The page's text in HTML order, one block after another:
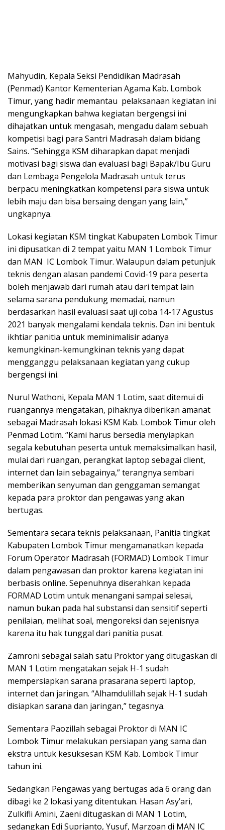
Mahyudin, Kepala Seksi Pendidikan Madrasah
(Penmad) Kantor Kementerian Agama Kab. Lombok
Timur, yang hadir memantau pelaksanaan kegiatan ini
mengungkapkan bahwa kegiatan bergengsi ini
dihajatkan untuk mengasah, mengadu dalam sebuah
kompetisi bagi para Santri Madrasah dalam bidang
Sains. “Sehingga KSM diharapkan dapat menjadi
motivasi bagi siswa dan evaluasi bagi Bapak/Ibu Guru
dan Lembaga Pengelola Madrasah untuk terus
berpacu meningkatkan kompetensi para siswa untuk
lebih maju dan bisa bersaing dengan yang lain,”
ungkapnya.
Lokasi kegiatan KSM tingkat Kabupaten Lombok Timur
ini dipusatkan di 2 tempat yaitu MAN 1 Lombok Timur
dan MAN IC Lombok Timur. Walaupun dalam petunjuk
teknis dengan alasan pandemi Covid-19 para peserta
boleh menjawab dari rumah atau dari tempat lain
selama sarana pendukung memadai, namun
berdasarkan hasil evaluasi saat uji coba 14-17 Agustus
2021 banyak mengalami kendala teknis. Dan ini bentuk
ikhtiar panitia untuk meminimalisir adanya
kemungkinan-kemungkinan teknis yang dapat
mengganggu pelaksanaan kegiatan yang cukup
bergengsi ini.
Nurul Wathoni, Kepala MAN 1 Lotim, saat ditemui di
ruangannya mengatakan, pihaknya diberikan amanat
sebagai Madrasah lokasi KSM Kab. Lombok Timur oleh
Penmad Lotim. “Kami harus bersedia menyiapkan
segala kebutuhan peserta untuk memaksimalkan hasil,
mulai dari ruangan, perangkat laptop sebagai client,
internet dan lain sebagainya,” terangnya sembari
memberikan senyuman dan genggaman semangat
kepada para proktor dan pengawas yang akan
bertugas.
Sementara secara teknis pelaksanaan, Panitia tingkat
Kabupaten Lombok Timur mengamanatkan kepada
Forum Operator Madrasah (FORMAD) Lombok Timur
dalam pengawasan dan proktor karena kegiatan ini
berbasis online. Sepenuhnya diserahkan kepada
FORMAD Lotim untuk menangani sampai selesai,
namun bukan pada hal substansi dan sensitif seperti
penilaian, melihat soal, mengoreksi dan sejenisnya
karena itu hak tunggal dari panitia pusat.
Zamroni sebagai salah satu Proktor yang ditugaskan di
MAN 1 Lotim mengatakan sejak H-1 sudah
mempersiapkan sarana prasarana seperti laptop,
internet dan jaringan. “Alhamdulillah sejak H-1 sudah
disiapkan sarana dan jaringan,” tegasnya.
Sementara Paozillah sebagai Proktor di MAN IC
Lombok Timur melakukan persiapan yang sama dan
ekstra untuk kesuksesan KSM Kab. Lombok Timur
tahun ini.
Sedangkan Pengawas yang bertugas ada 6 orang dan
dibagi ke 2 lokasi yang ditentukan. Hasan Asy’ari,
Zulkifli Amini, Zaeni ditugaskan di MAN 1 Lotim,
sedangkan Edi Suprianto, Yusuf, Marzoan di MAN IC